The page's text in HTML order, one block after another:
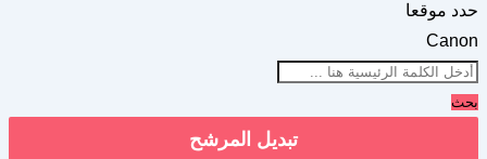
حدد موقعا
Canon
بحث
تبديل المرشح